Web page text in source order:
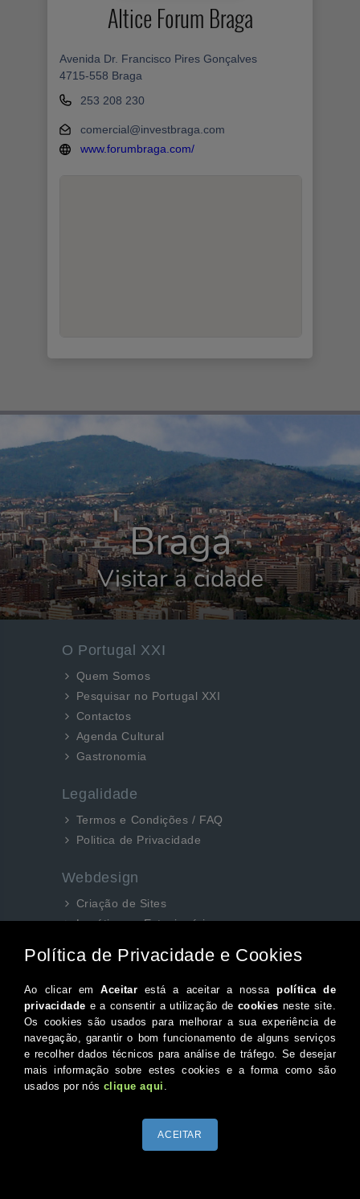
Altice Forum Braga
Avenida Dr. Francisco Pires Gonçalves
4715-558 Braga
253 208 230
comercial@investbraga.com
www.forumbraga.com/
Braga
Visitar a cidade
O Portugal XXI
Quem Somos
Pesquisar no Portugal XXI
Contactos
Agenda Cultural
Gastronomia
Legalidade
Termos e Condições / FAQ
Politica de Privacidade
Webdesign
Criação de Sites
Logótipos e Estacionários
Facebook
Instagram
Twitter
Canal do Youtube
© 2026 Portugal XXI Todos os direitos reservados.
Desenvolvido por Optimeios